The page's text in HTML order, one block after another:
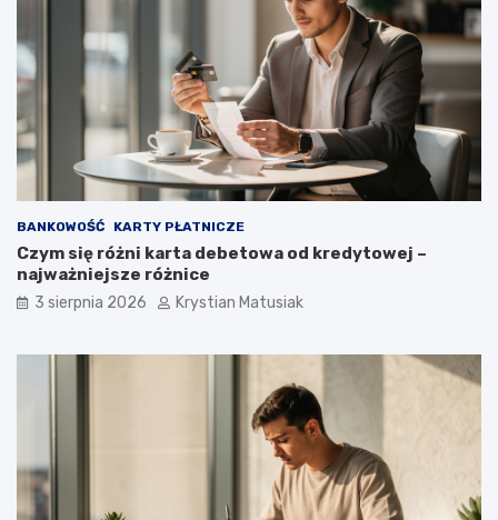
BANKOWOŚĆ KARTY PŁATNICZE
Czym się różni karta debetowa od kredytowej –
najważniejsze różnice
3 sierpnia 2026 Krystian Matusiak